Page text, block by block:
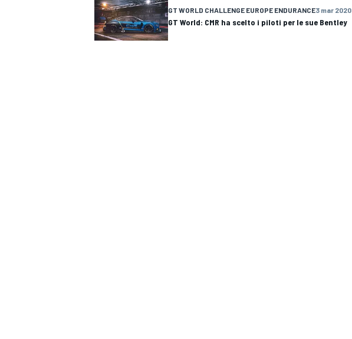
GT WORLD CHALLENGE EUROPE ENDURANCE3 mar 2020
GT World: CMR ha scelto i piloti per le sue Bentley